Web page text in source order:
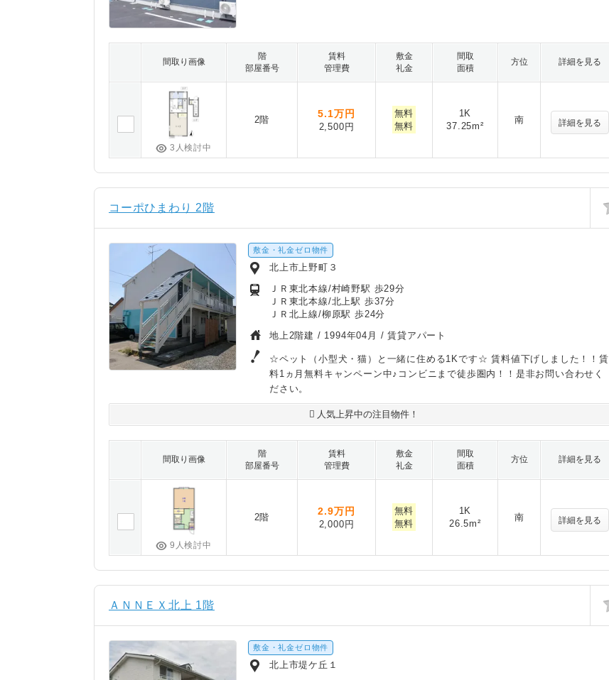
間取り画像
階
部屋番号
賃料
管理費
敷金
礼金
間取
面積
方位 詳細を見る
3人検討中
2階
5.1万円
2,500円
無料
無料
1K
37.25m²
南 詳細を見る
コーポひまわり 2階
敷金・礼金ゼロ物件
北上市上野町３
ＪＲ東北本線/村崎野駅 歩29分
ＪＲ東北本線/北上駅 歩37分
ＪＲ北上線/柳原駅 歩24分
地上2階建 / 1994年04月 / 賃貸アパート
☆ペット（小型犬・猫）と一緒に住める1Kです☆ 賃料値下げしました！！賃
料1ヵ月無料キャンペーン中♪コンビニまで徒歩圏内！！是非お問い合わせく
ださい。
人気上昇中の注目物件！
間取り画像
階
部屋番号
賃料
管理費
敷金
礼金
間取
面積
方位 詳細を見る
9人検討中
2階
2.9万円
2,000円
無料
無料
1K
26.5m²
南 詳細を見る
ＡＮＮＥＸ北上 1階
敷金・礼金ゼロ物件
北上市堤ケ丘１